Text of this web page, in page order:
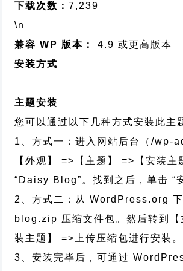
下载次数：7,239
\n
兼容 WP 版本：
4.9 或更高版本
安装方式
主题安装
您可以通过以下几种方式安装此主
1、方式一：进入网站后台（/wp-
【外观】 =>【主题】 =>【安装主
“Daisy Blog”。找到之后，单击 “
2、方式二：从 WordPress.org
blog.zip 压缩文件包。然后转到【
装主题】 =>上传压缩包进行安装。
3、安装完毕后，可通过